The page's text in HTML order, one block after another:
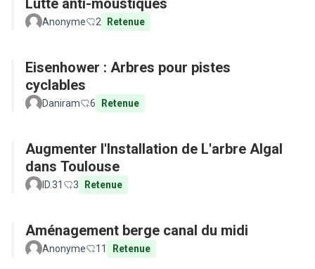
Lutte anti-moustiques
Anonyme 2 Retenue
Eisenhower : Arbres pour pistes
cyclables
Daniram 6 Retenue
Augmenter l'Installation de L'arbre Algal
dans Toulouse
ID.31 3 Retenue
Aménagement berge canal du midi
Anonyme 11 Retenue